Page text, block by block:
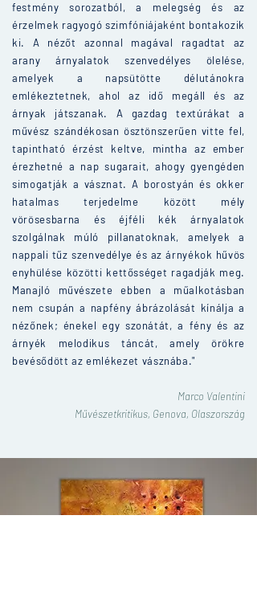
festmény sorozatból, a melegség és az
érzelmek ragyogó szimfóniájaként bontakozik
ki. A nézőt azonnal magával ragadtat az
arany árnyalatok szenvedélyes ölelése,
amelyek a napsütötte délutánokra
emlékeztetnek, ahol az idő megáll és az
árnyak játszanak. A gazdag textúrákat a
művész szándékosan ösztönszerűen vitte fel,
tapintható érzést keltve, mintha az ember
érezhetné a nap sugarait, ahogy gyengéden
simogatják a vásznat. A borostyán és okker
hatalmas terjedelme között mély
vörösesbarna és éjféli kék árnyalatok
szolgálnak múló pillanatoknak, amelyek a
nappali tűz szenvedélye és az árnyékok hűvös
enyhülése közötti kettősséget ragadják meg.
Manajló művészete ebben a műalkotásban
nem csupán a napfény ábrázolását kínálja a
nézőnek; énekel egy szonátát, a fény és az
árnyék melodikus táncát, amely örökre
bevésődött az emlékezet vásznába."
Marco Valentini
Művészetkritikus, Genova, Olaszország